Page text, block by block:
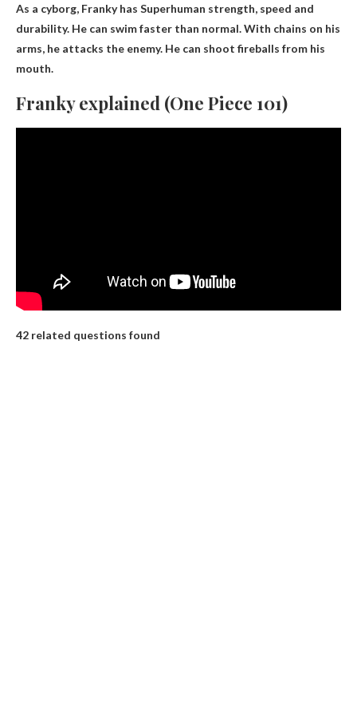
As a cyborg, Franky has Superhuman strength, speed and
durability. He can swim faster than normal. With chains on his
arms, he attacks the enemy. He can shoot fireballs from his
mouth.
Franky explained (One Piece 101)
42 related questions found